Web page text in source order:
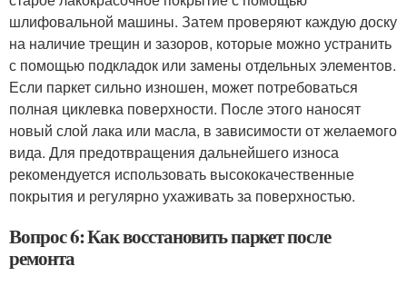
шлифовальной машины. Затем проверяют каждую доску
на наличие трещин и зазоров, которые можно устранить
с помощью подкладок или замены отдельных элементов.
Если паркет сильно изношен, может потребоваться
полная циклевка поверхности. После этого наносят
новый слой лака или масла, в зависимости от желаемого
вида. Для предотвращения дальнейшего износа
рекомендуется использовать высококачественные
покрытия и регулярно ухаживать за поверхностью.
Вопрос 6: Как восстановить паркет после
ремонта